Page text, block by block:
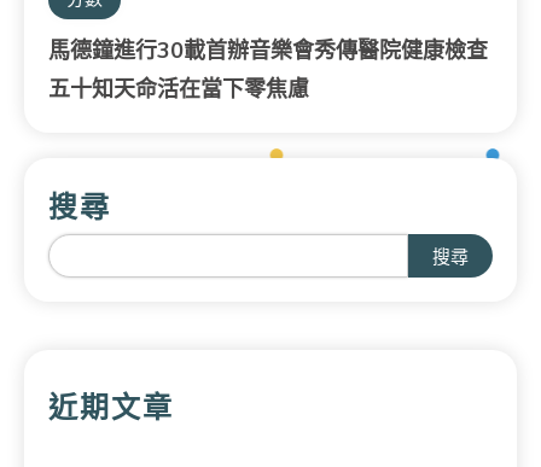
馬德鐘進行30載首辦音樂會秀傳醫院健康檢查
五十知天命活在當下零焦慮
搜尋
搜尋
近期文章